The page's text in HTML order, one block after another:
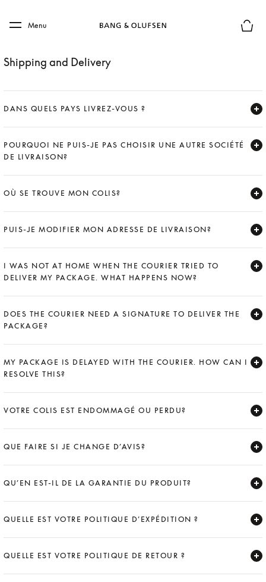
Skip to main footer
Menu
Shipping and Delivery
DANS QUELS PAYS LIVREZ-VOUS ?
POURQUOI NE PUIS-JE PAS CHOISIR UNE AUTRE SOCIÉTÉ
DE LIVRAISON?
OÙ SE TROUVE MON COLIS?
PUIS-JE MODIFIER MON ADRESSE DE LIVRAISON?
I WAS NOT AT HOME WHEN THE COURIER TRIED TO
DELIVER MY PACKAGE. WHAT HAPPENS NOW?
DOES THE COURIER NEED A SIGNATURE TO DELIVER THE
PACKAGE?
MY PACKAGE IS DELAYED WITH THE COURIER. HOW CAN I
RESOLVE THIS?
VOTRE COLIS EST ENDOMMAGÉ OU PERDU?
QUE FAIRE SI JE CHANGE D’AVIS?
QU’EN EST-IL DE LA GARANTIE DU PRODUIT?
QUELLE EST VOTRE POLITIQUE D’EXPÉDITION ?
QUELLE EST VOTRE POLITIQUE DE RETOUR ?